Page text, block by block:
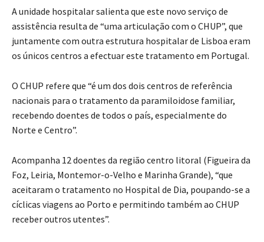
A unidade hospitalar salienta que este novo serviço de
assistência resulta de “uma articulação com o CHUP”, que
juntamente com outra estrutura hospitalar de Lisboa eram
os únicos centros a efectuar este tratamento em Portugal.
O CHUP refere que “é um dos dois centros de referência
nacionais para o tratamento da paramiloidose familiar,
recebendo doentes de todos o país, especialmente do
Norte e Centro”.
Acompanha 12 doentes da região centro litoral (Figueira da
Foz, Leiria, Montemor-o-Velho e Marinha Grande), “que
aceitaram o tratamento no Hospital de Dia, poupando-se a
cíclicas viagens ao Porto e permitindo também ao CHUP
receber outros utentes”.